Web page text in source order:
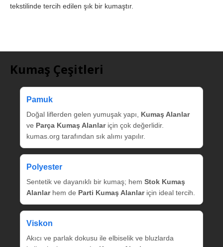
tekstilinde tercih edilen şık bir kumaştır.
Kumaş Çeşitleri
Pamuk
Doğal liflerden gelen yumuşak yapı, Kumaş Alanlar
ve Parça Kumaş Alanlariçin çok değerlidir.
kumas.org tarafından sık alımı yapılır.
Polyester
Sentetik ve dayanıklı bir kumaş; hem Stok Kumaş
Alanlarhem de Parti Kumaş Alanlariçin ideal tercih.
Viskon
Akıcı ve parlak dokusu ile elbiselik ve bluzlarda